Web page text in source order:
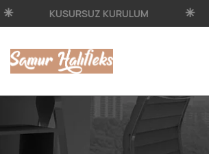
KUSURSUZ KURULUM